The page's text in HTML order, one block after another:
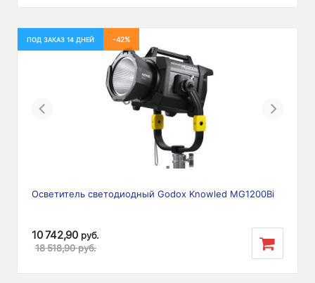
ПОД ЗАКАЗ 14 ДНЕЙ -42%
Previous Next
Осветитель светодиодный Godox Knowled MG1200Bi
10 742,90 руб.
18 518,90 руб.